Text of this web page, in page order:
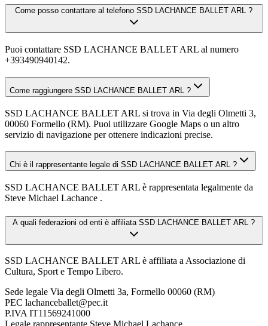
Come posso contattare al telefono SSD LACHANCE BALLET ARL ?
Puoi contattare SSD LACHANCE BALLET ARL al numero
+393490940142.
Come raggiungere SSD LACHANCE BALLET ARL ?
SSD LACHANCE BALLET ARL si trova in Via degli Olmetti 3,
00060 Formello (RM). Puoi utilizzare Google Maps o un altro
servizio di navigazione per ottenere indicazioni precise.
Chi è il rappresentante legale di SSD LACHANCE BALLET ARL ?
SSD LACHANCE BALLET ARL è rappresentata legalmente da
Steve Michael Lachance .
A quali federazioni od enti è affiliata SSD LACHANCE BALLET ARL ?
SSD LACHANCE BALLET ARL è affiliata a Associazione di
Cultura, Sport e Tempo Libero.
Sede legale Via degli Olmetti 3a, Formello 00060 (RM)
PEC lachanceballet@pec.it
P.IVA IT11569241000